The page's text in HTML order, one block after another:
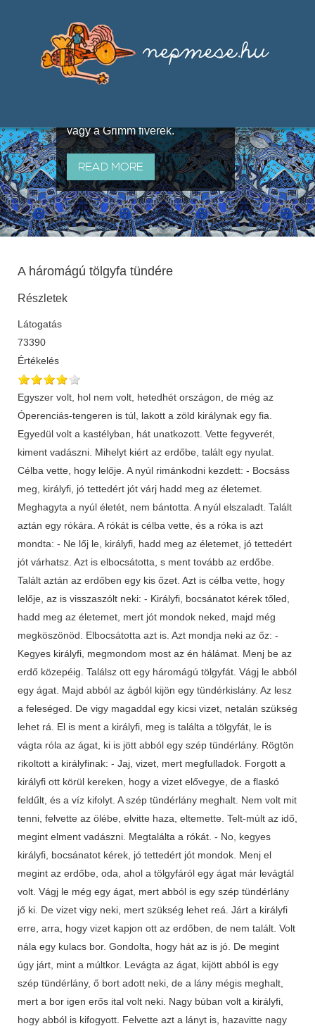
útján terjedő elbeszélésekből,
melyeket olyan ismert gyűjtők
állítottak össze, mint Benedek
vagy a Grimm fivérek.
READ MORE
A háromágú tölgyfa tündére
Részletek
Látogatás
73390
Értékelés
Egyszer volt, hol nem volt, hetedhét országon, de még az
Óperenciás-tengeren is túl, lakott a zöld királynak egy fia.
Egyedül volt a kastélyban, hát unatkozott. Vette fegyverét,
kiment vadászni. Mihelyt kiért az erdőbe, talált egy nyulat.
Célba vette, hogy lelője. A nyúl rimánkodni kezdett: - Bocsáss
meg, királyfi, jó tettedért jót várj hadd meg az életemet.
Meghagyta a nyúl életét, nem bántotta. A nyúl elszaladt. Talált
aztán egy rókára. A rókát is célba vette, és a róka is azt
mondta: - Ne lőj le, királyfi, hadd meg az életemet, jó tettedért
jót várhatsz. Azt is elbocsátotta, s ment tovább az erdőbe.
Talált aztán az erdőben egy kis őzet. Azt is célba vette, hogy
lelője, az is visszaszólt neki: - Királyfi, bocsánatot kérek tőled,
hadd meg az életemet, mert jót mondok neked, majd még
megköszönöd. Elbocsátotta azt is. Azt mondja neki az őz: -
Kegyes királyfi, megmondom most az én hálámat. Menj be az
erdő közepéig. Találsz ott egy háromágú tölgyfát. Vágj le abból
egy ágat. Majd abból az ágból kijön egy tündérkislány. Az lesz
a feleséged. De vigy magaddal egy kicsi vizet, netalán szükség
lehet rá. El is ment a királyfi, meg is találta a tölgyfát, le is
vágta róla az ágat, ki is jött abból egy szép tündérlány. Rögtön
rikoltott a királyfinak: - Jaj, vizet, mert megfulladok. Forgott a
királyfi ott körül kereken, hogy a vizet elővegye, de a flaskó
feldűlt, és a víz kifolyt. A szép tündérlány meghalt. Nem volt mit
tenni, felvette az ölébe, elvitte haza, eltemette. Telt-múlt az idő,
megint elment vadászni. Megtalálta a rókát. - No, kegyes
királyfi, bocsánatot kérek, jó tettedért jót mondok. Menj el
megint az erdőbe, oda, ahol a tölgyfáról egy ágat már levágtál
volt. Vágj le még egy ágat, mert abból is egy szép tündérlány
jő ki. De vizet vigy neki, mert szükség lehet reá. Járt a királyfi
erre, arra, hogy vizet kapjon ott az erdőben, de nem talált. Volt
nála egy kulacs bor. Gondolta, hogy hát az is jó. De megint
úgy járt, mint a múltkor. Levágta az ágat, kijött abból is egy
szép tündérlány, ő bort adott neki, de a lány mégis meghalt,
mert a bor igen erős ital volt neki. Nagy búban volt a királyfi,
hogy abból is kifogyott. Felvette azt a lányt is, hazavitte nagy